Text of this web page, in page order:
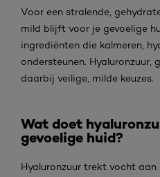
Voor een stralende,
mild blijft voor je gevoelige
ingrediënten die kalmeren,
ondersteunen. Hyaluronzuur,
daarbij veilige, milde keuzes.
Wat doet
gevoelige huid?
Hyaluronzuur trekt vocht aan